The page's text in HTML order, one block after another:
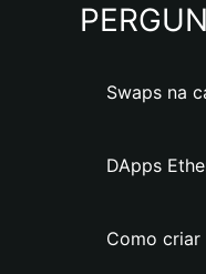
Swaps na
DApps
Como criar